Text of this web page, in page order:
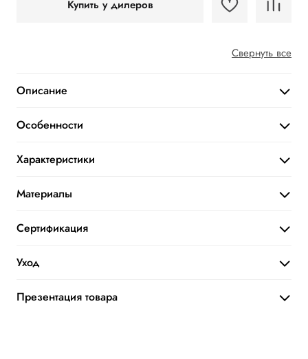
Купить у дилеров
Свернуть все
Описание
Особенности
Характеристики
Материалы
Сертификация
Уход
Презентация товара